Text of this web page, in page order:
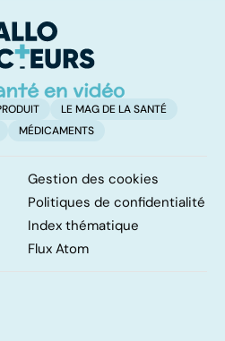
LE MAG DE LA SANTÉ
MÉDICAMENTS
Gestion des cookies
Politiques de confidentialité
Index thématique
Flux Atom